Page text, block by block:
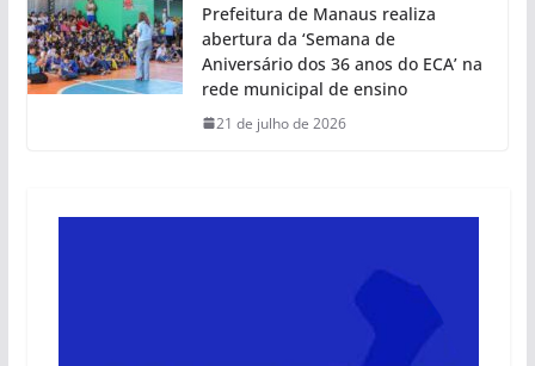
Prefeitura de Manaus realiza
abertura da ‘Semana de
Aniversário dos 36 anos do ECA’ na
rede municipal de ensino
21 de julho de 2026